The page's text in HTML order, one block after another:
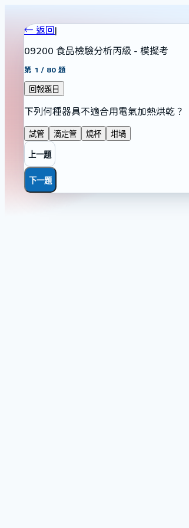
← 返回|
09200 食品檢驗分析丙級 - 模擬考
第 1 / 80 題
回報題目
下列何種器具不適合用電氣加熱烘乾？
試管 滴定管 燒杯 坩堝
上一題
下一題